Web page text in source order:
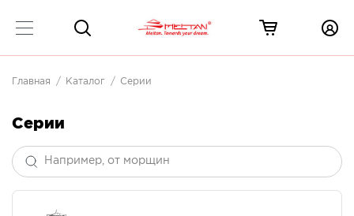
Главная Каталог Серии
Серии